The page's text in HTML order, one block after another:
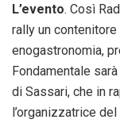
L’evento. Così
rally un
enogastronomia,
Fondamentale
di Sassari, che in
l’organizzatrice